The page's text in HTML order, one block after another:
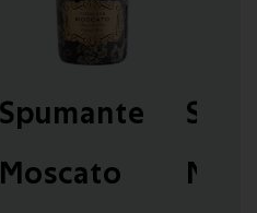
Spumante
Moscato